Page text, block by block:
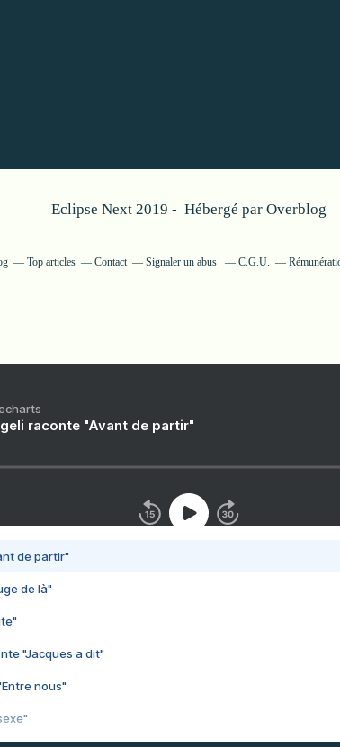
Eclipse Next 2019 - Hébergé par Overblog
Top articles Contact Signaler un abus C.G.U.
raconte "Avant de partir"
de partir"
de là"
"Jacques a dit"
nous"